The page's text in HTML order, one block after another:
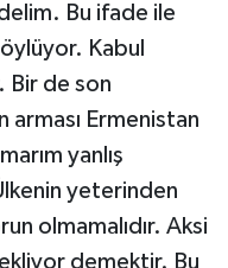
Bu ifade ile
Kabul
Bir de son
Ermenistan
yanlış
yeterinden
olmamalıdır. Aksi
demektir. Bu